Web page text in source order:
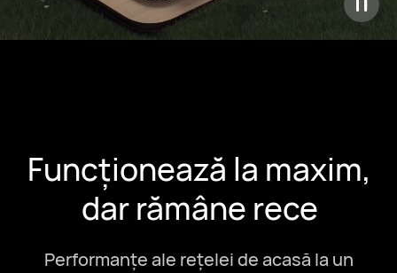
Funcționează la maxim,
dar rămâne rece
Performanțe ale rețelei de acasă la un